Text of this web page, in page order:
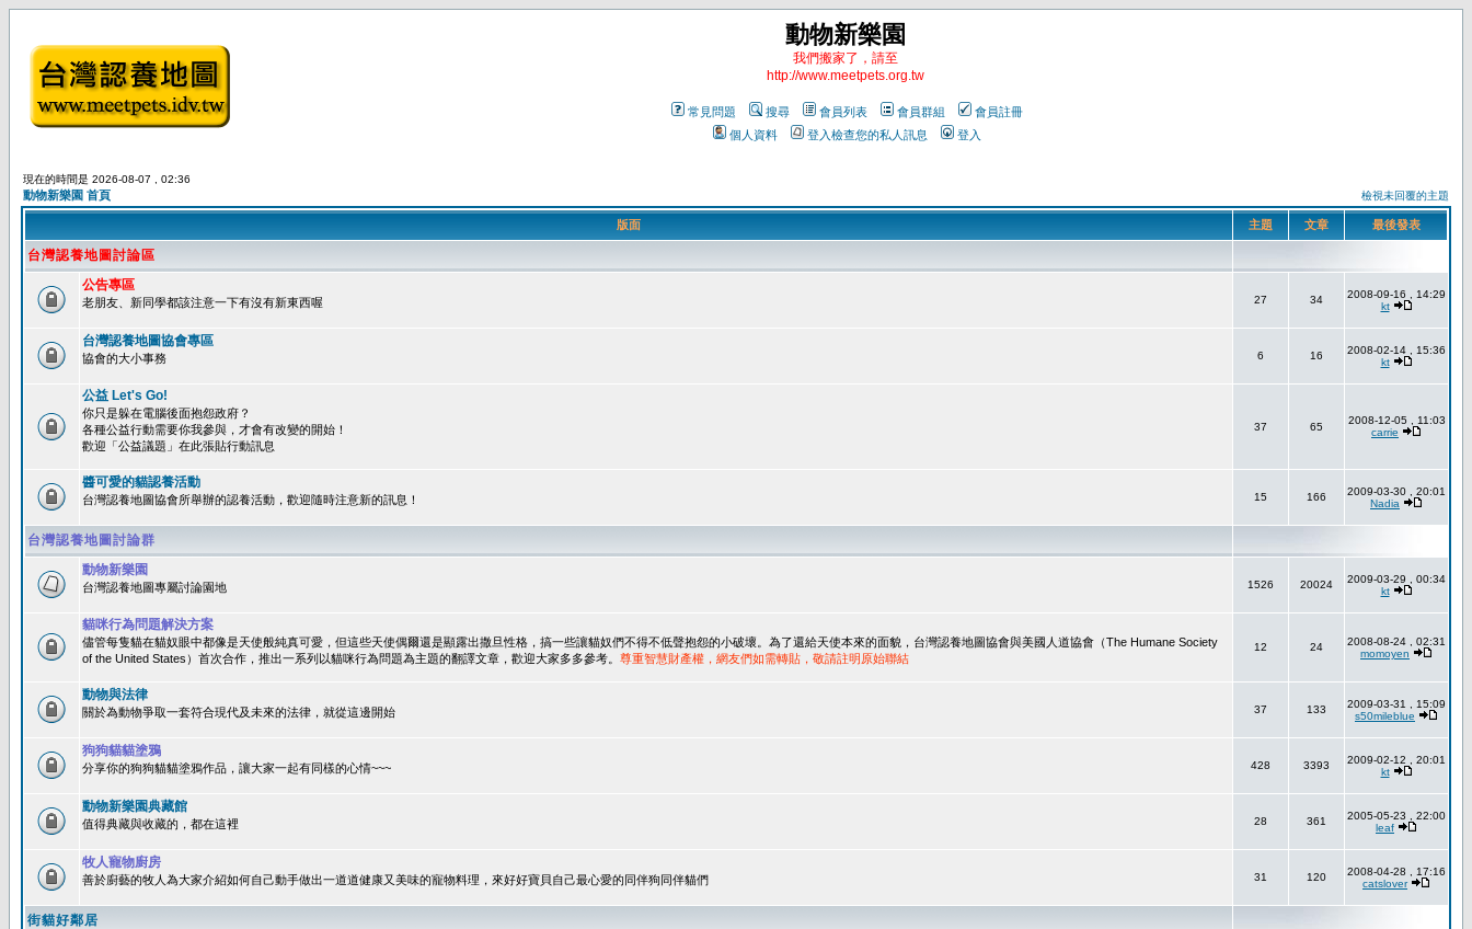
動物新樂園
我們搬家了，請至
http://www.meetpets.org.tw
常見問題 搜尋 會員列表 會員群組
會員註冊
個人資料
登入檢查您的私人訊息 登入
現在的時間是 2026-08-07 , 02:36
動物新樂園 首頁 檢視未回覆的主題
版面 主題 文章 最後發表
台灣認養地圖討論區
公告專區
老朋友、新同學都該注意一下有沒有新東西喔 27 34
2008-09-16 , 14:29
kt
台灣認養地圖協會專區
協會的大小事務 6 16
2008-02-14 , 15:36
kt
公益 Let's Go!
你只是躲在電腦後面抱怨政府？
各種公益行動需要你我參與，才會有改變的開始！
歡迎「公益議題」在此張貼行動訊息
37 65
2008-12-05 , 11:03
carrie
醬可愛的貓認養活動
台灣認養地圖協會所舉辦的認養活動，歡迎隨時注意新的訊息！ 15 166
2009-03-30 , 20:01
Nadia
台灣認養地圖討論群
動物新樂園
台灣認養地圖專屬討論園地 1526 20024
2009-03-29 , 00:34
kt
貓咪行為問題解決方案
儘管每隻貓在貓奴眼中都像是天使般純真可愛，但這些天使偶爾還是顯露出撒旦性格，搞一些讓貓奴們不得不低聲抱怨的小破壞。為了還給天使本來的面貌，台灣認養地圖協會與美國人道協會（The Humane Society
of the United States）首次合作，推出一系列以貓咪行為問題為主題的翻譯文章，歡迎大家多多參考。 尊重智慧財產權，網友們如需轉貼，敬請註明原始聯結
12 24
2008-08-24 , 02:31
momoyen
動物與法律
關於為動物爭取一套符合現代及未來的法律，就從這邊開始 37 133
2009-03-31 , 15:09
s50mileblue
狗狗貓貓塗鴉
分享你的狗狗貓貓塗鴉作品，讓大家一起有同樣的心情~~~ 428 3393
2009-02-12 , 20:01
kt
動物新樂園典藏館
值得典藏與收藏的，都在這裡 28 361
2005-05-23 , 22:00
leaf
牧人寵物廚房
善於廚藝的牧人為大家介紹如何自己動手做出一道道健康又美味的寵物料理，來好好寶貝自己最心愛的同伴狗同伴貓們 31 120
2008-04-28 , 17:16
catslover
街貓好鄰居